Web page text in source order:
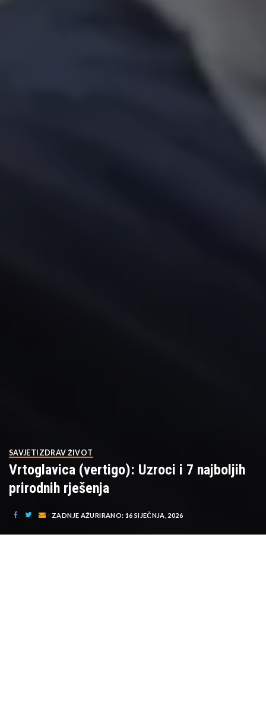
SAVJETI ZDRAV ŽIVOT
Vrtoglavica (vertigo): Uzroci i 7 najboljih
prirodnih rješenja
ZADNJE AŽURIRANO: 16 SIJEČNJA, 2026